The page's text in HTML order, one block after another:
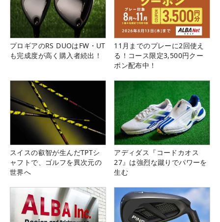
プロギアのRS DUOはFW・UT
も完成度が高く購入者続出！
11月までのプレーに2回使え
る！コース限定3,500円クー
ポン配布中！
スイスの叡智が生んだTPTシ
ャフトで、ゴルフを異次元の
世界へ
アディダス『コードカオス
27』は強烈な蹴りでパワーを
生む